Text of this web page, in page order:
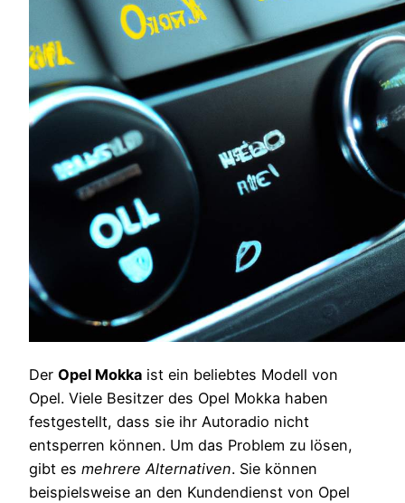
Der Opel Mokka ist ein beliebtes Modell von
Opel. Viele Besitzer des Opel Mokka haben
festgestellt, dass sie ihr Autoradio nicht
entsperren können. Um das Problem zu lösen,
gibt es mehrere Alternativen. Sie können
beispielsweise an den Kundendienst von Opel